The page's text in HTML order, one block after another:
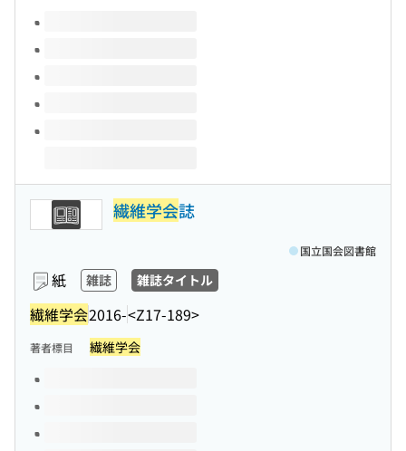
このタイトルの巻号
繊維学会誌
紙 雑誌 雑誌タイトル
繊維学会2016-<Z17-189>
国立国会図書館
著者標目 繊維学会
このタイトルの巻号